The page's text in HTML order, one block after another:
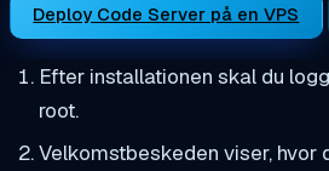
Deploy Code Server på en VPS
Efter installationen skal du
root.
Velkomstbeskeden viser, hvor